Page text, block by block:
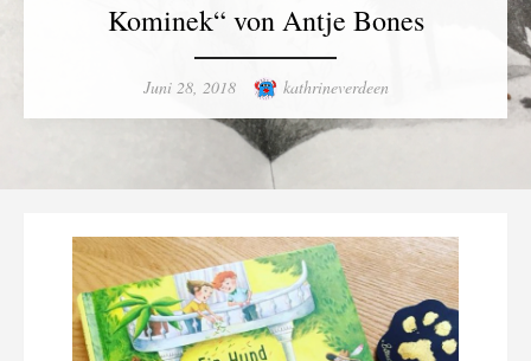
Kominek“ von Antje Bones
Posted
Juni 28, 2018 Author
kathrineverdeen